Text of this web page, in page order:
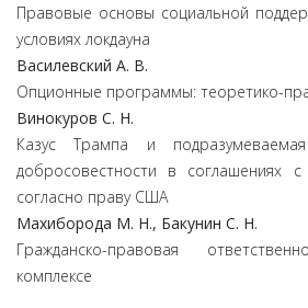
Правовые основы социальной
условиях локдауна
Василевский А. В.
Опционные программы: теоретико-
Винокуров С. Н.
Казус Трампа и
добросовестности в соглашениях
согласно праву США
Махиборода М. Н., Бакунин С. Н.
Гражданско-правовая
комплексе